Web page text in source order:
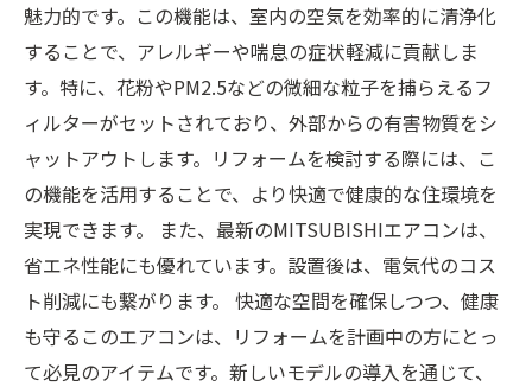
魅力的です。この機能は、室内の空気を効率的に清浄化
することで、アレルギーや喘息の症状軽減に貢献しま
す。特に、花粉やPM2.5などの微細な粒子を捕らえるフ
ィルターがセットされており、外部からの有害物質をシ
ャットアウトします。リフォームを検討する際には、こ
の機能を活用することで、より快適で健康的な住環境を
実現できます。 また、最新のMITSUBISHIエアコンは、
省エネ性能にも優れています。設置後は、電気代のコス
ト削減にも繋がります。 快適な空間を確保しつつ、健康
も守るこのエアコンは、リフォームを計画中の方にとっ
て必見のアイテムです。新しいモデルの導入を通じて、